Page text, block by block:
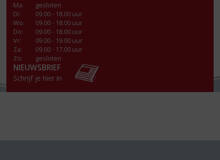
Ma:
gesloten
Di:
09.00 - 18.00 uur
Wo:
09.00 - 18.00 uur
Do:
09.00 - 18.00 uur
Vr:
09.00 - 19.00 uur
Za:
09.00 - 17.00 uur
Zo:
gesloten
NIEUWSBRIEF
Schrijf je hier in